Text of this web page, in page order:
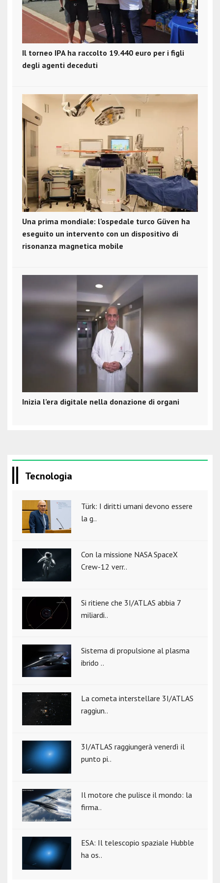
Il torneo IPA ha raccolto 19.440 euro per i figli
degli agenti deceduti
Una prima mondiale: l’ospedale turco Güven ha
eseguito un intervento con un dispositivo di
risonanza magnetica mobile
Inizia l’era digitale nella donazione di organi
Tecnologia
Türk: I diritti umani devono essere
la g..
Con la missione NASA SpaceX
Crew-12 verr..
Si ritiene che 3I/ATLAS abbia 7
miliardi..
Sistema di propulsione al plasma
ibrido ..
La cometa interstellare 3I/ATLAS
raggiun..
3I/ATLAS raggiungerà venerdì il
punto pi..
Il motore che pulisce il mondo: la
firma..
ESA: Il telescopio spaziale Hubble
ha os..